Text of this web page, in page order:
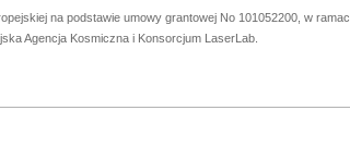
na podstawie umowy grantowej No 101052200, w
Agencja Kosmiczna i Konsorcjum LaserLab.